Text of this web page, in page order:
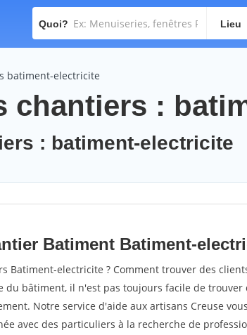
Quoi? Lieu
batiment-electricite
chantiers :
: batiment-electricite
Batiment Batiment-
Batiment-electricite ? Comment trouver des
du bâtiment, il n'est pas toujours facile de
Notre service d'aide aux artisans Creuse
avec des particuliers à la recherche de